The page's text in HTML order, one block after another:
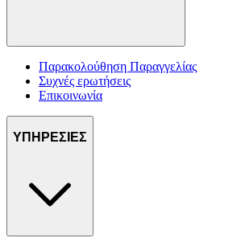
Παρακολούθηση Παραγγελίας
Συχνές ερωτήσεις
Επικοινωνία
ΥΠΗΡΕΣΙΕΣ